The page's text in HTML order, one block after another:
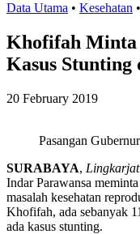
Data Utama • Kesehatan •
Khofifah Minta
Kasus Stunting
20 February 2019
Pasangan
SURABAYA,
Indar Parawansa
masalah kesehatan
Khofifah, ada sebanyak
ada kasus stunting.